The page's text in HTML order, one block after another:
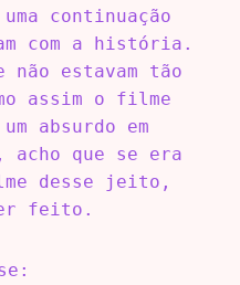
continuação
com a história.
não estavam tão
assim o filme
absurdo em
que se era
desse jeito,
feito.